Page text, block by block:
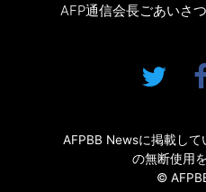
AFP通信会長ごあいさつ
AFPBB Newsに掲載し
の無断使用
©